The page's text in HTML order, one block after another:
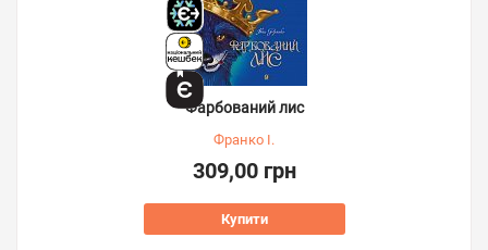
Фарбований лис
Франко І.
309,00 грн
Купити